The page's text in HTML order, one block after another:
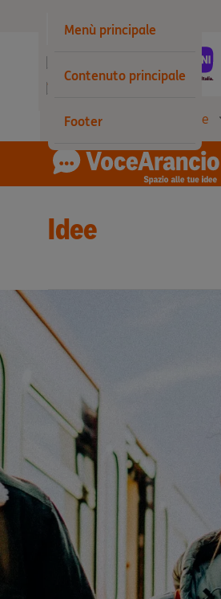
Menù principale
Contenuto principale
Footer
Privati
Wholesale
Conto Corrente Carte
Idee